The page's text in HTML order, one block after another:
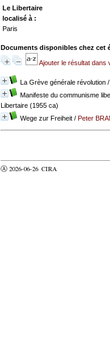
Le Libertaire
localisé à :
Paris
Documents disponibles chez cet
Ajouter le résultat dans
La Grève générale révolution/
Manifeste du communisme
Libertaire (1955 ca)
Wege zur Freiheit/ Peter
Ⓐ 2026-06-26 CIRA